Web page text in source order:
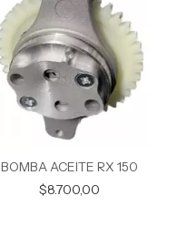
BOMBA ACEITE RX 150
$8.700,00